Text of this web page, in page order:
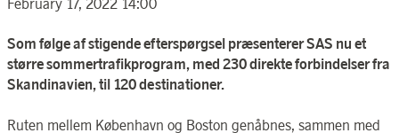
February 17, 2022 14:00
Som følge af stigende efterspørgsel præsenterer SAS nu et
større sommertrafikprogram, med 230 direkte forbindelser fra
Skandinavien, til 120 destinationer.
Ruten mellem København og Boston genåbnes, sammen med